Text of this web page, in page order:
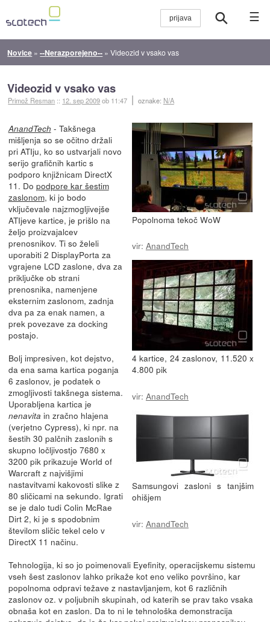
☰
Novice »--Nerazporejeno-- »Videozid v vsako vas
Videozid v vsako vas
Primož Resman :: 12. sep 2009ob 11:47 oznake: N/A
Popolnoma tekoč WoW
vir: AnandTech
4 kartice, 24 zaslonov, 11.520 x
4.800 pik
vir: AnandTech
Samsungovi zasloni s tanjšim
ohišjem
vir: AnandTech
AnandTech - Takšnega
mišljenja so se očitno držali
pri ATIju, ko so ustvarjali novo
serijo grafičnih kartic s
podporo knjižnicam DirectX
11. Do podpore kar šestim
zaslonom, ki jo bodo
vključevale najzmogljivejše
ATIjeve kartice, je prišlo na
željo proizvajalcev
prenosnikov. Ti so želeli
uporabiti 2 DisplayPorta za
vgrajene LCD zaslone, dva za
priključke ob strani
prenosnika, namenjene
eksternim zaslonom, zadnja
dva pa za enak namen, a
prek povezave za docking
postajo.
Bolj impresiven, kot dejstvo,
da ena sama kartica poganja
6 zaslonov, je podatek o
zmogljivosti takšnega sistema.
Uporabljena kartica je
nenavita in zračno hlajena
(verjetno Cypress), ki npr. na
šestih 30 palčnih zaslonih s
skupno ločljivostjo 7680 x
3200 pik prikazuje World of
Warcraft z najvišjimi
nastavitvami kakovosti slike z
80 sličicami na sekundo. Igrati
se je dalo tudi Colin McRae
Dirt 2, ki je s spodobnim
številom sličic tekel celo v
DirectX 11 načinu.
Tehnologija, ki so jo poimenovali Eyefinity, operacijskemu sistemu
vseh šest zaslonov lahko prikaže kot eno veliko površino, kar
popolnoma odpravi težave z nastavljanjem, kot 6 različnih
zaslonov oz. v poljubnih skupinah, od katerih se prav tako vsaka
obnaša kot en zaslon. Da to ni le tehnološka demonstracija